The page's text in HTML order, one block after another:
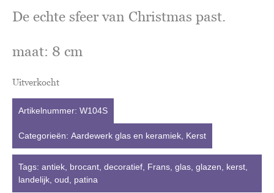
De echte sfeer van Christmas past.
maat: 8 cm
Uitverkocht
Artikelnummer: W104S
Categorieën: Aardewerk glas en keramiek Kerst
Tags: antiek brocant decoratief Frans glas glazen kerst
landelijk oud patina